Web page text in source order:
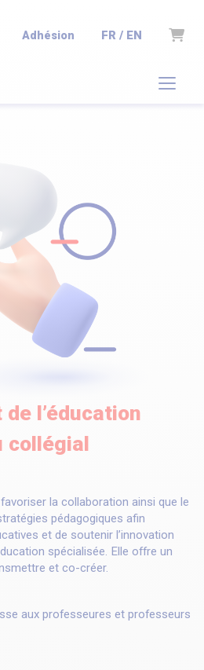
Adhésion FR / EN Panier
l’éducation
collégial
la collaboration ainsi que le
pédagogiques afin
et de soutenir l’innovation
spécialisée. Elle offre un
et co-créer.
aux professeures et professeurs